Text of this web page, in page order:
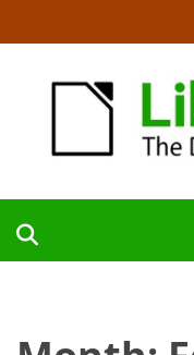
to
content